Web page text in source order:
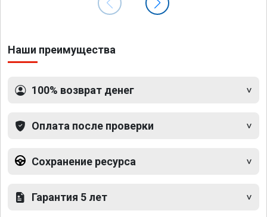
Наши преимущества
100% возврат денег
Оплата после проверки
Сохранение ресурса
Гарантия 5 лет